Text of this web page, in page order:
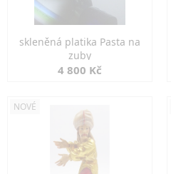
skleněná platika Pasta na
zuby
4 800 Kč
NOVÉ